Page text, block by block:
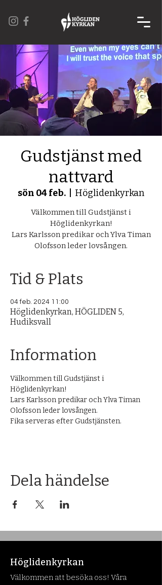
Gudstjänst med
nattvard
sön 04 feb. Höglidenkyrkan
Välkommen till Gudstjänst i
Höglidenkyrkan!
Lars Karlsson predikar och Ylva Timan
Olofsson leder lovsången.
Tid & Plats
04 feb. 2024 11:00
Höglidenkyrkan, HÖGLIDEN 5,
Hudiksvall
Information
Välkommen till Gudstjänst i
Höglidenkyrkan!
Lars Karlsson predikar och Ylva Timan
Olofsson leder lovsången.
Fika serveras efter Gudstjänsten.
Dela händelse
Höglidenkyrkan
Välkommen att besöka oss! Våra